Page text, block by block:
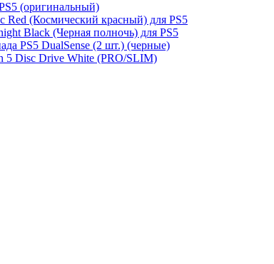
(оригинальный)
Red (Космический красный) для PS5
Black (Черная полночь) для PS5
PS5 DualSense (2 шт.) (черные)
5 Disc Drive White (PRO/SLIM)